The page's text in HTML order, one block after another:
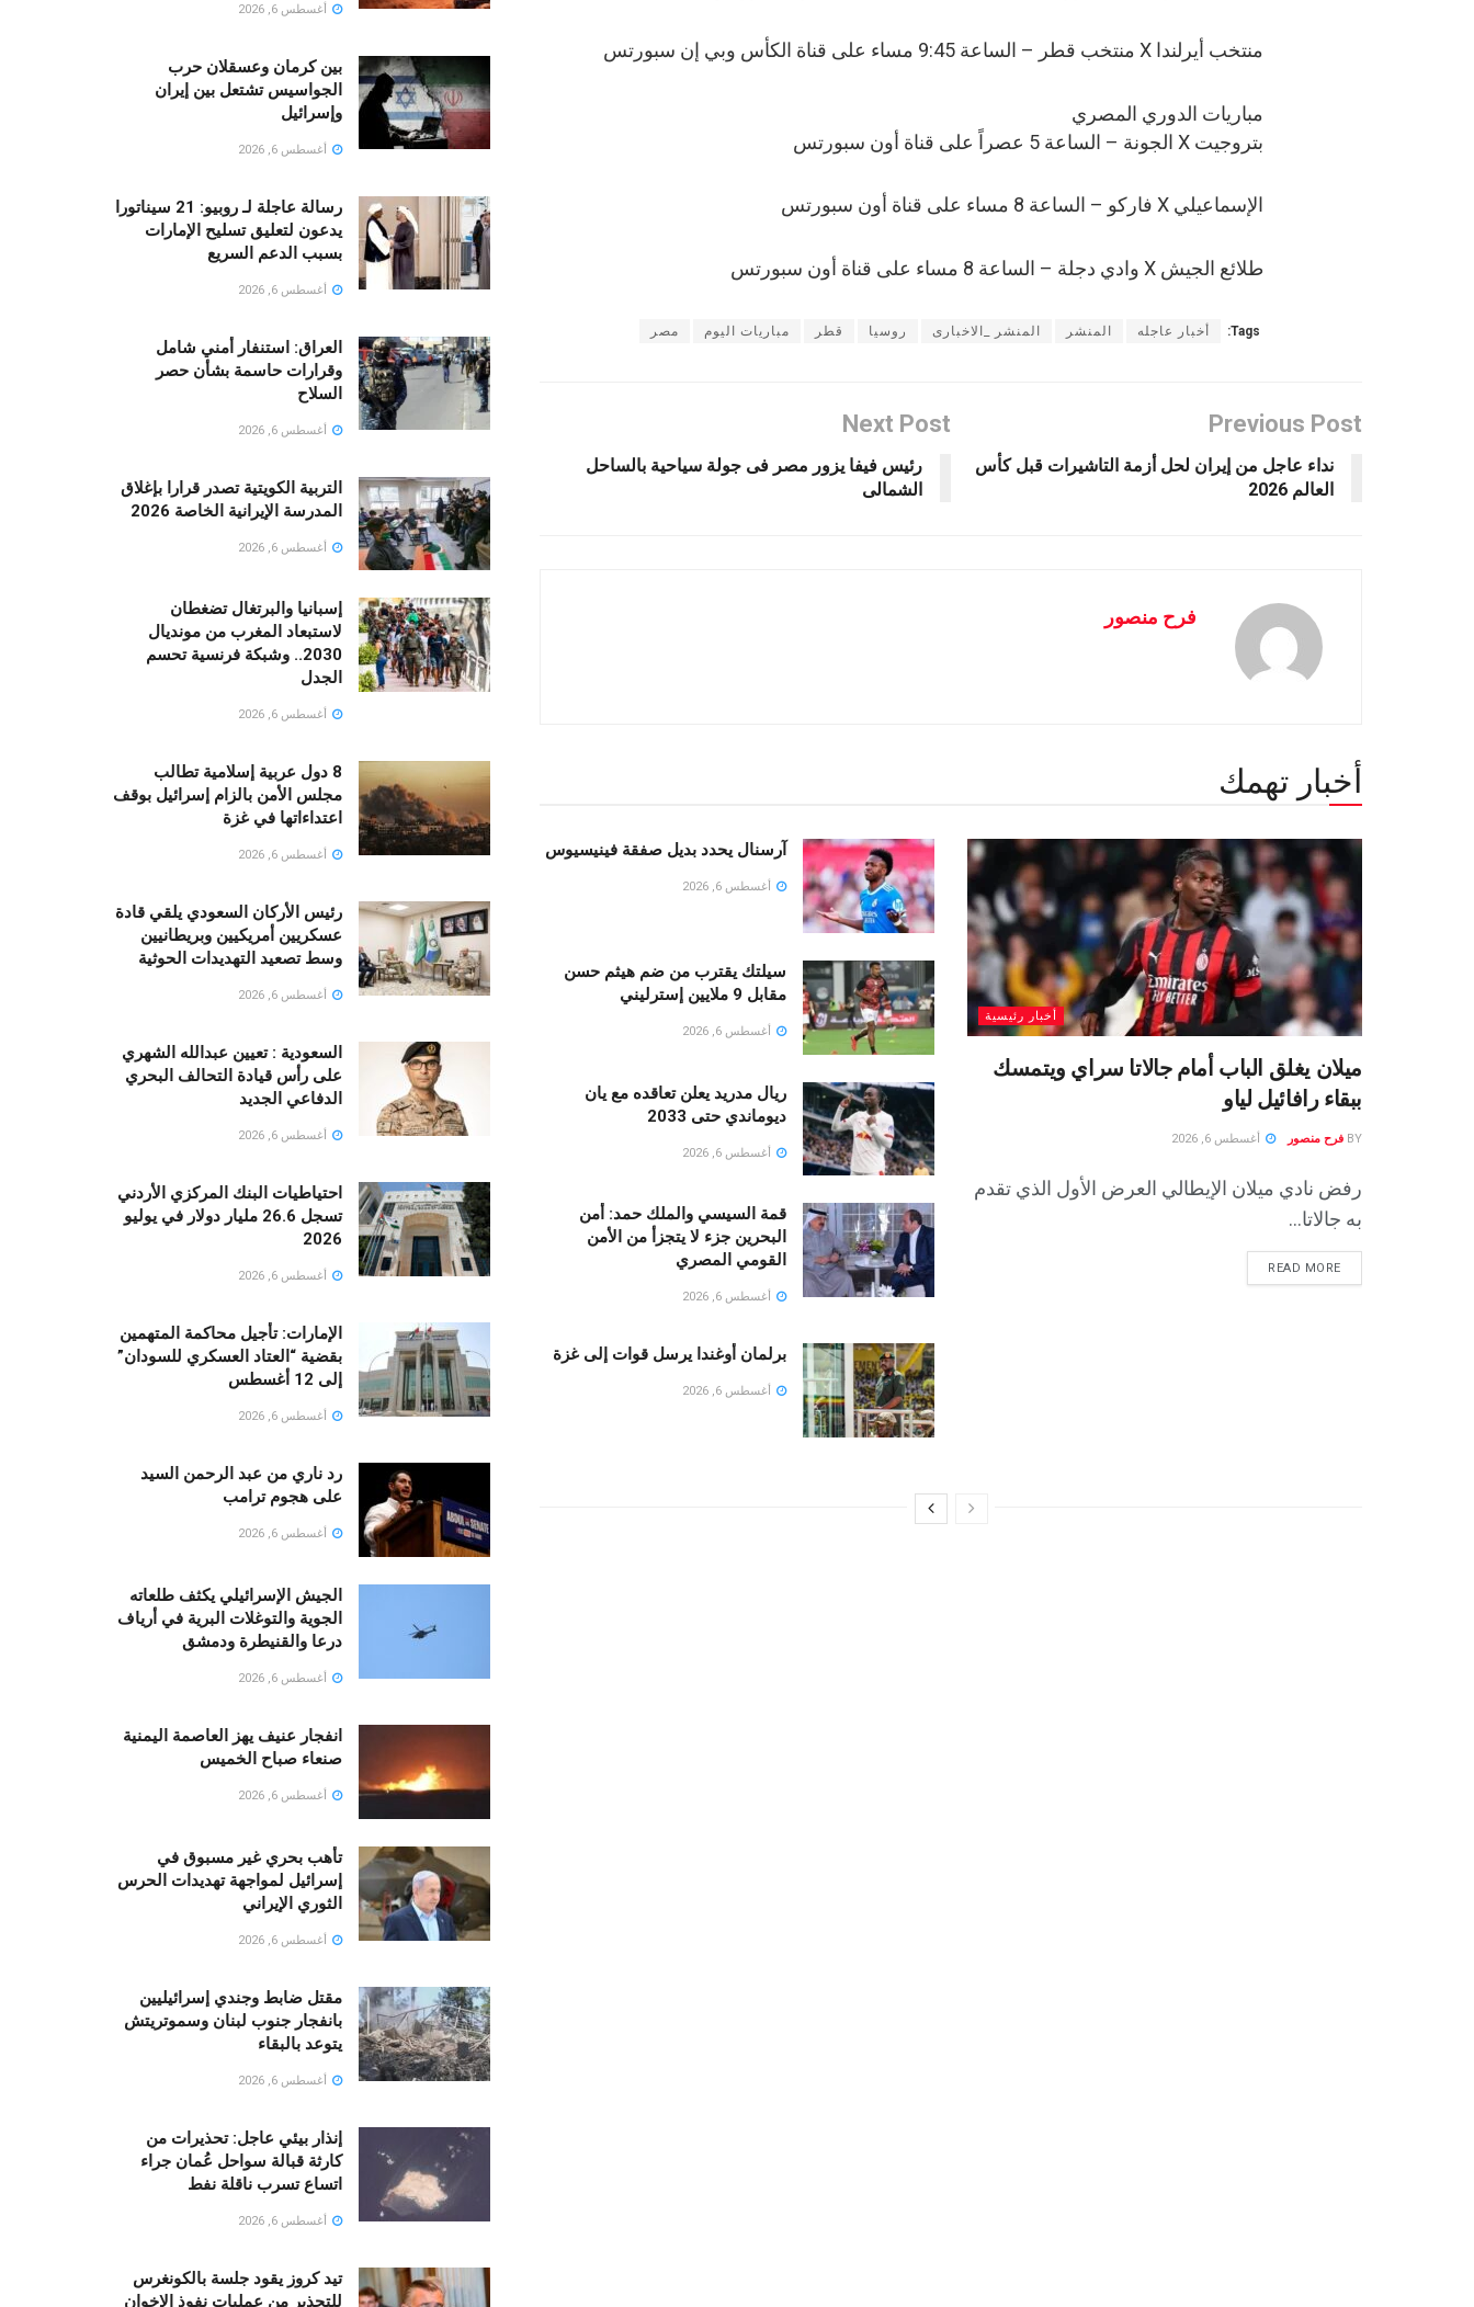
منتخب أيرلندا X منتخب قطر – الساعة 9:45 مساء على قناة الكأس وبي إن سبورتس
مباريات الدوري المصري
بتروجيت X الجونة – الساعة 5 عصراً على قناة أون سبورتس
الإسماعيلي X فاركو – الساعة 8 مساء على قناة أون سبورتس
طلائع الجيش X وادي دجلة – الساعة 8 مساء على قناة أون سبورتس
Tags: أخبار عاجله المنشر المنشر _الاخبارى روسيا قطر مباريات اليوم مصر
Previous Post
نداء عاجل من إيران لحل أزمة التاشيرات قبل كأس
العالم 2026
Next Post
رئيس فيفا يزور مصر فى جولة سياحية بالساحل
الشمالى
فرح منصور
أخبار تهمك
أخبار رئيسية
ميلان يغلق الباب أمام جالاتا سراي ويتمسك
ببقاء رافائيل لياو
BY فرح منصور أغسطس 6, 2026
رفض نادي ميلان الإيطالي العرض الأول الذي تقدم
به جالاتا...
READ MORE
آرسنال يحدد بديل صفقة فينيسيوس
أغسطس 6, 2026
سيلتك يقترب من ضم هيثم حسن
مقابل 9 ملايين إسترليني
أغسطس 6, 2026
ريال مدريد يعلن تعاقده مع يان
ديوماندي حتى 2033
أغسطس 6, 2026
قمة السيسي والملك حمد: أمن
البحرين جزء لا يتجزأ من الأمن
القومي المصري
أغسطس 6, 2026
برلمان أوغندا يرسل قوات إلى غزة
أغسطس 6, 2026
أغسطس 6, 2026
بين كرمان وعسقلان حرب
الجواسيس تشتعل بين إيران
وإسرائيل
أغسطس 6, 2026
رسالة عاجلة لـ روبيو: 21 سيناتورا
يدعون لتعليق تسليح الإمارات
بسبب الدعم السريع
أغسطس 6, 2026
العراق: استنفار أمني شامل
وقرارات حاسمة بشأن حصر
السلاح
أغسطس 6, 2026
التربية الكويتية تصدر قرارا بإغلاق
المدرسة الإيرانية الخاصة 2026
أغسطس 6, 2026
إسبانيا والبرتغال تضغطان
لاستبعاد المغرب من مونديال
2030.. وشبكة فرنسية تحسم
الجدل
أغسطس 6, 2026
8 دول عربية إسلامية تطالب
مجلس الأمن بالزام إسرائيل بوقف
اعتداءاتها في غزة
أغسطس 6, 2026
رئيس الأركان السعودي يلقي قادة
عسكريين أمريكيين وبريطانيين
وسط تصعيد التهديدات الحوثية
أغسطس 6, 2026
السعودية : تعيين عبدالله الشهري
على رأس قيادة التحالف البحري
الدفاعي الجديد
أغسطس 6, 2026
احتياطيات البنك المركزي الأردني
تسجل 26.6 مليار دولار في يوليو
2026
أغسطس 6, 2026
الإمارات: تأجيل محاكمة المتهمين
بقضية “العتاد العسكري للسودان”
إلى 12 أغسطس
أغسطس 6, 2026
رد ناري من عبد الرحمن السيد
على هجوم ترامب
أغسطس 6, 2026
الجيش الإسرائيلي يكثف طلعاته
الجوية والتوغلات البرية في أرياف
درعا والقنيطرة ودمشق
أغسطس 6, 2026
انفجار عنيف يهز العاصمة اليمنية
صنعاء صباح الخميس
أغسطس 6, 2026
تأهب بحري غير مسبوق في
إسرائيل لمواجهة تهديدات الحرس
الثوري الإيراني
أغسطس 6, 2026
مقتل ضابط وجندي إسرائيليين
بانفجار جنوب لبنان وسموتريتش
يتوعد بالبقاء
أغسطس 6, 2026
إنذار بيئي عاجل: تحذيرات من
كارثة قبالة سواحل عُمان جراء
اتساع تسرب ناقلة نفط
أغسطس 6, 2026
تيد كروز يقود جلسة بالكونغرس
للتحذير من عمليات نفوذ الإخوان